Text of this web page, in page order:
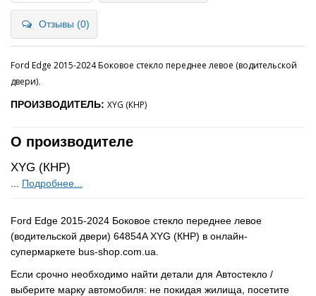
Отзывы (0)
Ford Edge 2015-2024 Боковое стекло переднее левое (водительской
двери)
ПРОИЗВОДИТЕЛЬ: XYG (КНР)
О производителе
XYG (КНР)
Подробнее...
Ford Edge 2015-2024 Боковое стекло переднее левое
(водительской двери) 64854A XYG (КНР) в онлайн-
супермаркете bus-shop.com.ua.
Если срочно необходимо найти детали для Автостекло /
выберите марку автомобиля: не покидая жилища, посетите